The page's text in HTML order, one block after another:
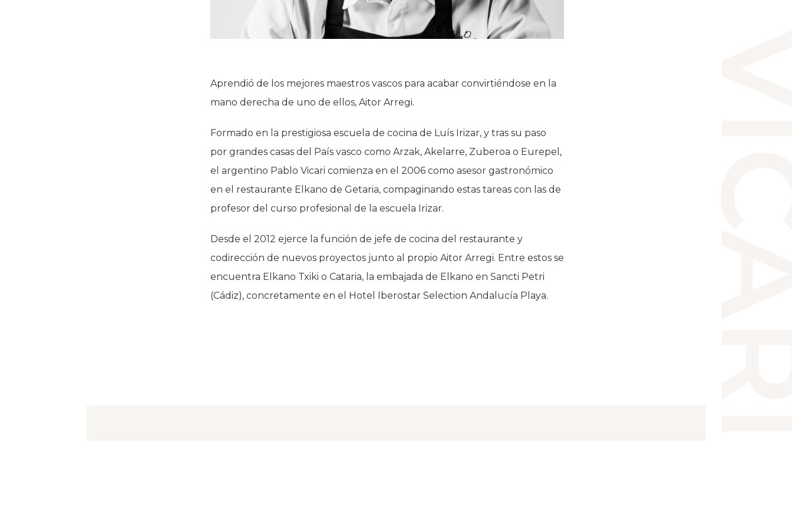
Aprendió de los mejores maestros vascos para acabar convirtiéndose en la
mano derecha de uno de ellos, Aitor Arregi.
Formado en la prestigiosa escuela de cocina de Luís Irizar, y tras su paso
por grandes casas del País vasco como Arzak, Akelarre, Zuberoa o Eurepel,
el argentino Pablo Vicari comienza en el 2006 como asesor gastronómico
en el restaurante Elkano de Getaria, compaginando estas tareas con las de
profesor del curso profesional de la escuela Irizar.
Desde el 2012 ejerce la función de jefe de cocina del restaurante y
codirección de nuevos proyectos junto al propio Aitor Arregi. Entre estos se
encuentra Elkano Txiki o Cataria, la embajada de Elkano en Sancti Petri
(Cádiz), concretamente en el Hotel Iberostar Selection Andalucía Playa.